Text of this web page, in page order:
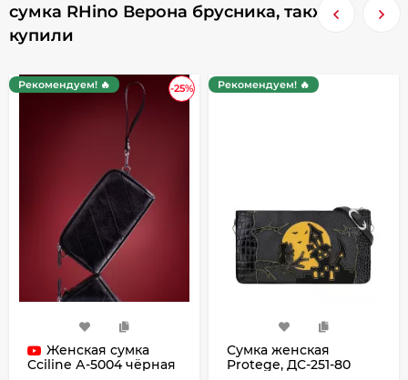
сумка RHino Верона брусника, также
купили
-25%
Рекомендуем! 🔥
Женская сумка
Cciline А-5004 чёрная
Рекомендуем! 🔥
Сумка женская
Protege, ДС-251-80